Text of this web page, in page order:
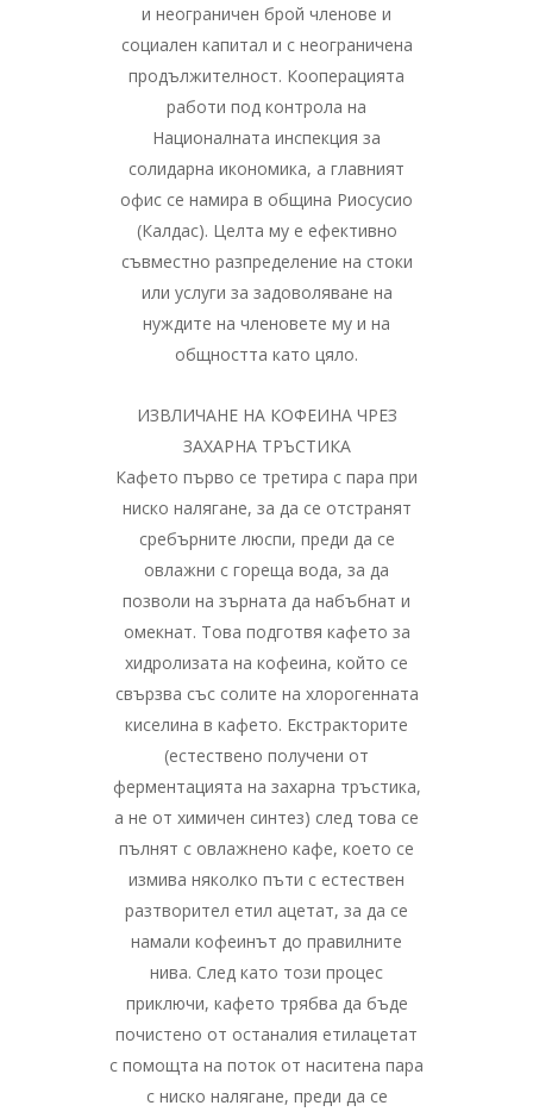
и неограничен брой членове и
социален капитал и с неограничена
продължителност. Кооперацията
работи под контрола на
Националната инспекция за
солидарна икономика, а главният
офис се намира в община Риосусио
(Калдас). Целта му е ефективно
съвместно разпределение на стоки
или услуги за задоволяване на
нуждите на членовете му и на
общността като цяло.
ИЗВЛИЧАНЕ НА КОФЕИНА ЧРЕЗ
ЗАХАРНА ТРЪСТИКА
Кафето първо се третира с пара при
ниско налягане, за да се отстранят
сребърните люспи, преди да се
овлажни с гореща вода, за да
позволи на зърната да набъбнат и
омекнат. Това подготвя кафето за
хидролизата на кофеина, който се
свързва със солите на хлорогенната
киселина в кафето. Екстракторите
(естествено получени от
ферментацията на захарна тръстика,
а не от химичен синтез) след това се
пълнят с овлажнено кафе, което се
измива няколко пъти с естествен
разтворител етил ацетат, за да се
намали кофеинът до правилните
нива. След като този процес
приключи, кафето трябва да бъде
почистено от останалия етилацетат
с помощта на поток от наситена пара
с ниско налягане, преди да се